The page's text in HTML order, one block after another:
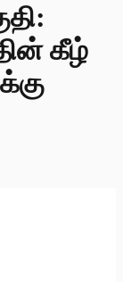
கீழ்